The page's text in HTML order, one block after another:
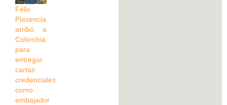
Félix
Plasencia
arribó a
Colombia
para
entregar
cartas
credenciales
como
embajador